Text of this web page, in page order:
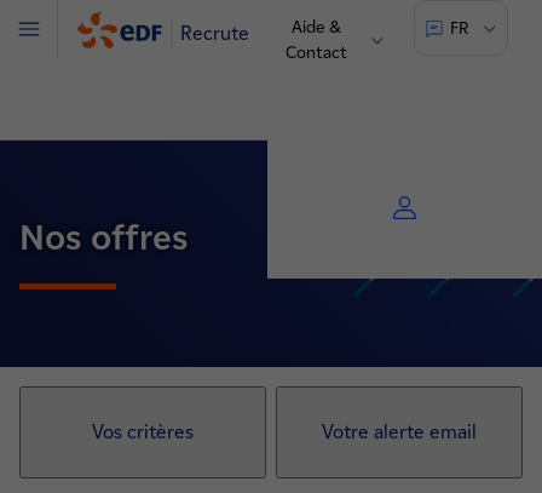
Recrute
Aide &
Contact
FR
Menu
Nos offres
Vos critères Votre alerte email